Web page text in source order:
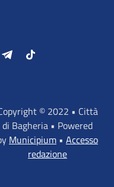
TelegramTiktok
© 2022 • Città
di Bagheria • Powered
Municipium • Accesso
redazione